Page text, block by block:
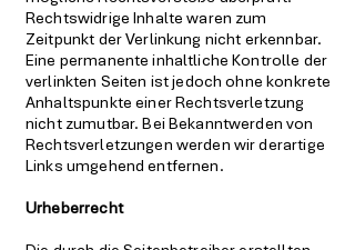
Rechtswidrige Inhalte waren zum
Zeitpunkt der Verlinkung nicht erkennbar.
Eine permanente inhaltliche Kontrolle der
verlinkten Seiten ist jedoch ohne konkrete
Anhaltspunkte einer Rechtsverletzung
nicht zumutbar. Bei Bekanntwerden von
Rechtsverletzungen werden wir derartige
Links umgehend entfernen.
Urheberrecht